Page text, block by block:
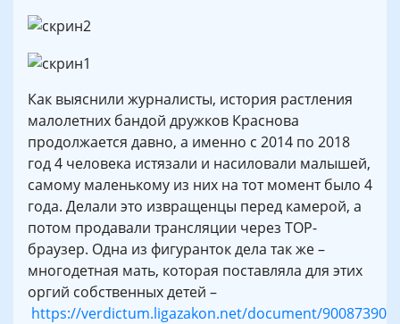
Как выяснили журналисты, история растления
малолетних бандой дружков Краснова
продолжается давно, а именно с 2014 по 2018
год 4 человека истязали и насиловали малышей,
самому маленькому из них на тот момент было 4
года. Делали это извращенцы перед камерой, а
потом продавали трансляции через ТОР-
браузер. Одна из фигуранток дела так же –
многодетная мать, которая поставляла для этих
оргий собственных детей –
https://verdictum.ligazakon.net/document/90087390